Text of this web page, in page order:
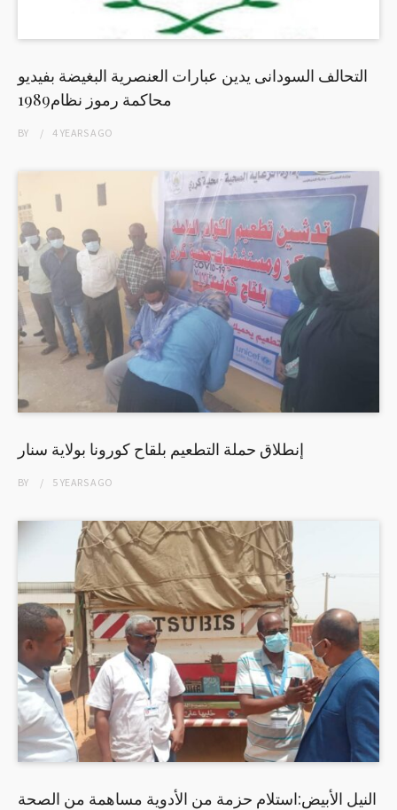
التحالف السودانى يدين عبارات العنصرية البغيضة بفيديو
محاكمة رموز نظام1989
BY 4 YEARSAGO
إنطلاق حملة التطعيم بلقاح كورونا بولاية سنار
BY 5 YEARSAGO
النيل الأبيض:استلام حزمة من الأدوية مساهمة من الصحة